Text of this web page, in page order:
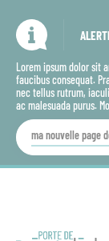
Lorem ipsum dolor sit
faucibus consequat.
nec tellus rutrum,
ac malesuada purus.
ma nouvelle page